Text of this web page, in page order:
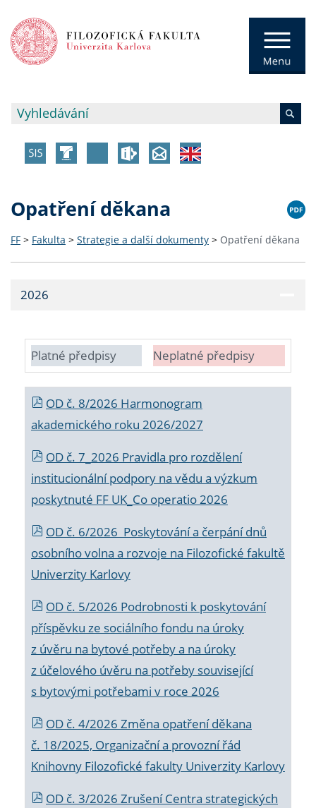
Opatření děkana
FF > Fakulta > Strategie a další dokumenty > Opatření děkana
2026
Platné předpisy Neplatné předpisy
OD č. 8/2026 Harmonogram
akademického roku 2026/2027
OD č. 7_2026 Pravidla pro rozdělení
institucionální podpory na vědu a výzkum
poskytnuté FF UK_Co operatio 2026
OD č. 6/2026 Poskytování a čerpání dnů
osobního volna a rozvoje na Filozofické fakultě
Univerzity Karlovy
OD č. 5/2026 Podrobnosti k poskytování
příspěvku ze sociálního fondu na úroky
z úvěru na bytové potřeby a na úroky
z účelového úvěru na potřeby související
s bytovými potřebami v roce 2026
OD č. 4/2026 Změna opatření děkana
č. 18/2025, Organizační a provozní řád
Knihovny Filozofické fakulty Univerzity Karlovy
OD č. 3/2026 Zrušení Centra strategických